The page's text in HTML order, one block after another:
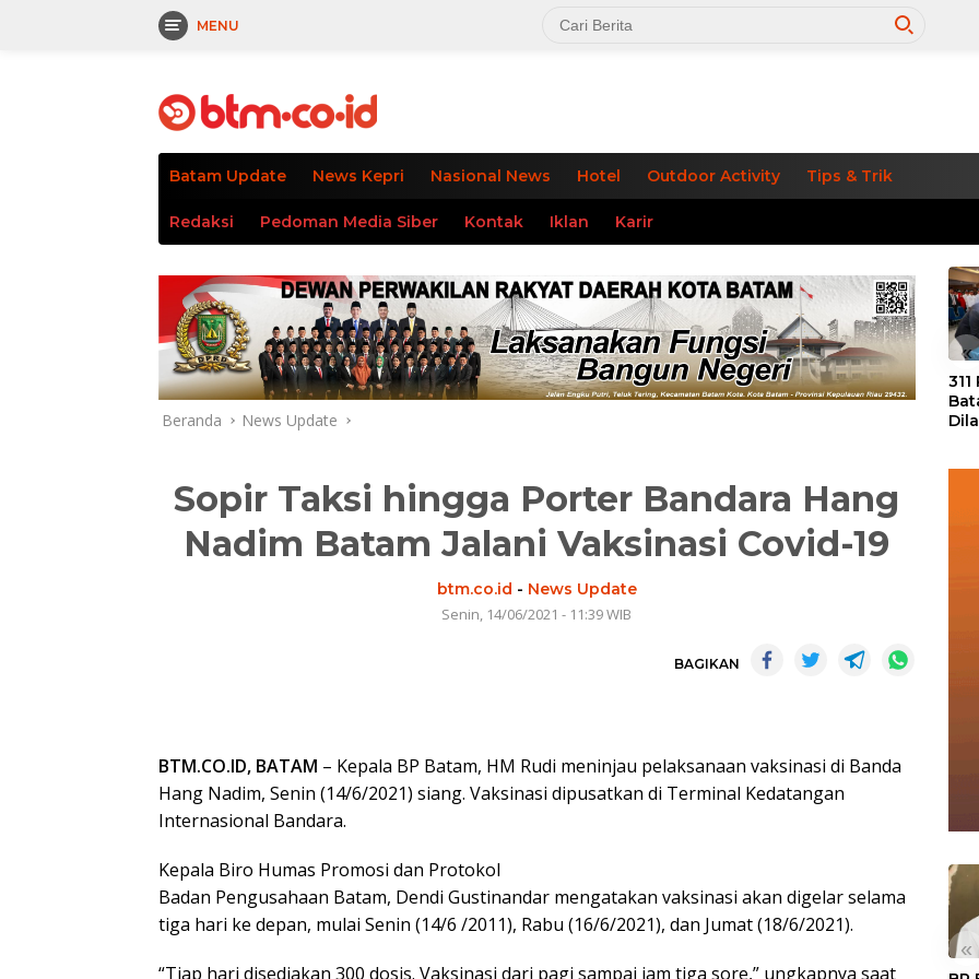
MENU
Batam Update News Kepri Nasional News Hotel Outdoor Activity Tips & Trik
Redaksi Pedoman Media Siber Kontak Iklan Karir
Beranda News Update
Sopir Taksi hingga Porter Bandara Hang
Nadim Batam Jalani Vaksinasi Covid-19
btm.co.id - News Update
Senin, 14/06/2021 - 11:39 WIB
BAGIKAN
BTM.CO.ID, BATAM – Kepala BP Batam, HM Rudi meninjau pelaksanaan vaksinasi di Banda
Hang Nadim, Senin (14/6/2021) siang. Vaksinasi dipusatkan di Terminal Kedatangan
Internasional Bandara.
Kepala Biro Humas Promosi dan Protokol
Badan Pengusahaan Batam, Dendi Gustinandar mengatakan vaksinasi akan digelar selama
tiga hari ke depan, mulai Senin (14/6 /2011), Rabu (16/6/2021), dan Jumat (18/6/2021).
“Tiap hari disediakan 300 dosis. Vaksinasi dari pagi sampai jam tiga sore,” ungkapnya saat
«
«